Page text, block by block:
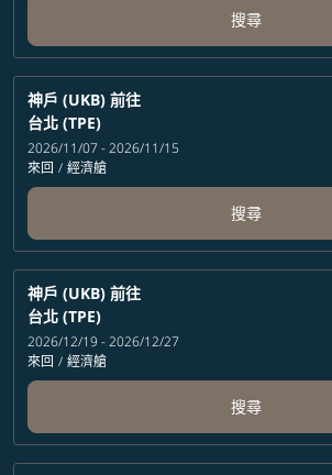
搜尋
神戶 (UKB) 前往
台北 (TPE)
2026/11/07 - 2026/11/15
來回 / 經濟艙
搜尋
神戶 (UKB) 前往
台北 (TPE)
2026/12/19 - 2026/12/27
來回 / 經濟艙
搜尋